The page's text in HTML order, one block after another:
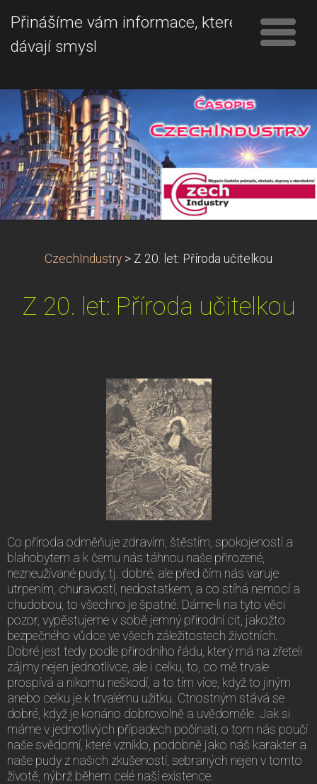
Přinášíme vám informace, které
dávají smysl
CzechIndustry > Z 20. let: Příroda učitelkou
Z 20. let: Příroda učitelkou
Co příroda odměňuje zdravím, štěstím, spokojeností a
blahobytem a k čemu nás táhnou naše přirozené,
nezneužívané pudy, tj. dobré, ale před čím nás varuje
utrpením, churavostí, nedostatkem, a co stíhá nemocí a
chudobou, to všechno je špatné. Dáme-li na tyto věci
pozor, vypěstujeme v sobě jemný přírodní cit, jakožto
bezpečného vůdce ve všech záležitostech životních.
Dobré jest tedy podle přírodního řádu, který má na zřeteli
zájmy nejen jednotlivce, ale i celku, to, co mě trvale
prospívá a nikomu neškodí, a to tím více, když to jiným
anebo celku je k trvalému užitku. Ctnostným stává se
dobré, když je konáno dobrovolně a uvědoměle. Jak si
máme v jednotlivých případech počínati, o tom nás poučí
naše svědomí, které vzniklo, podobně jako náš karakter a
naše pudy z našich zkušeností, sebraných nejen v tomto
životě, nýbrž během celé naší existence.